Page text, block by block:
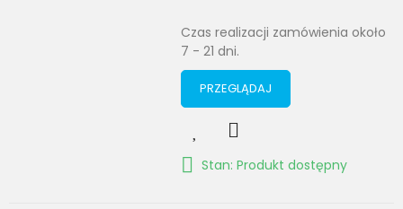
Czas realizacji zamówienia około
7 - 21 dni.
PRZEGLĄDAJ
Stan: Produkt dostępny